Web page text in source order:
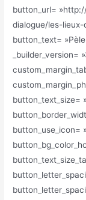
button_url=
dialogue/les-
button_text=
_builder_version=
button_text_size=
button_use_icon=